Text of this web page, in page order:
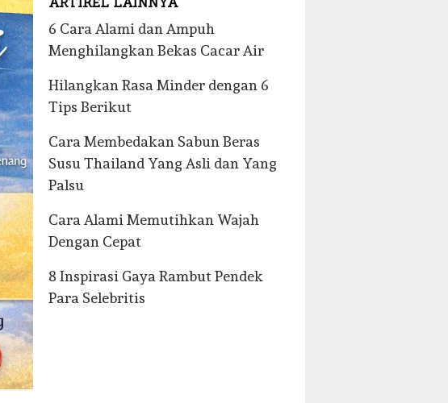
6 Cara Alami dan Ampuh
Menghilangkan Bekas Cacar Air
Hilangkan Rasa Minder dengan 6
Tips Berikut
Cara Membedakan Sabun Beras
Susu Thailand Yang Asli dan Yang
Palsu
Cara Alami Memutihkan Wajah
Dengan Cepat
8 Inspirasi Gaya Rambut Pendek
Para Selebritis